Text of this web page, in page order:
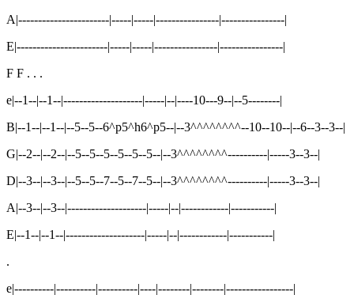
A|-----------------------|-----|-----|----------------|----------------|
E|-----------------------|-----|-----|----------------|----------------|
F F . . .
e|--1--|--1--|--------------------|-----|--|----10---9--|--5--------|
B|--1--|--1--|--5--5--6^p5^h6^p5--|--3^^^^^^^^--10--10--|--6--3--3--|
G|--2--|--2--|--5--5--5--5--5--5--|--3^^^^^^^^----------|-----3--3--|
D|--3--|--3--|--5--5--7--5--7--5--|--3^^^^^^^^----------|-----3--3--|
A|--3--|--3--|--------------------|-----|--|------------|-----------|
E|--1--|--1--|--------------------|-----|--|------------|-----------|
.
e|----------|----------|----------|----|--------|--------|-----------------|